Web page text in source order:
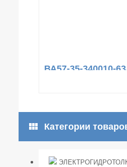
ВА57-35-340010-
view_module Категории